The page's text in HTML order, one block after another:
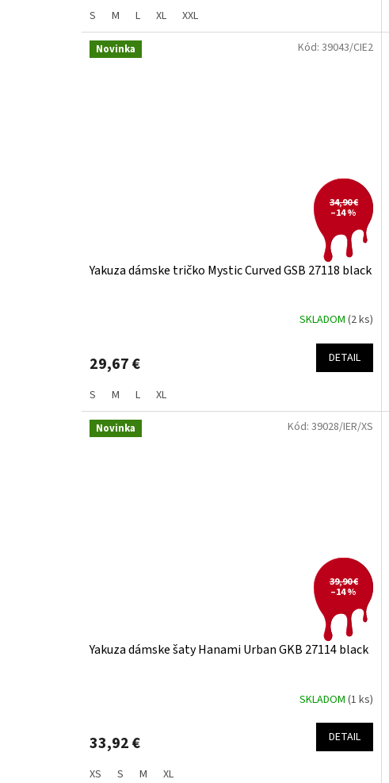
S M L XL XXL
Novinka
34,90 €
–14 %
Yakuza dámske tričko Mystic Curved GSB 27118 black
SKLADOM(2 ks)
29,67 € DETAIL
S M L XL
Kód:39043/CIE2
Novinka
39,90 €
–14 %
Yakuza dámske šaty Hanami Urban GKB 27114 black
SKLADOM(1 ks)
33,92 € DETAIL
XS S M XL
Kód:39028/IER/XS